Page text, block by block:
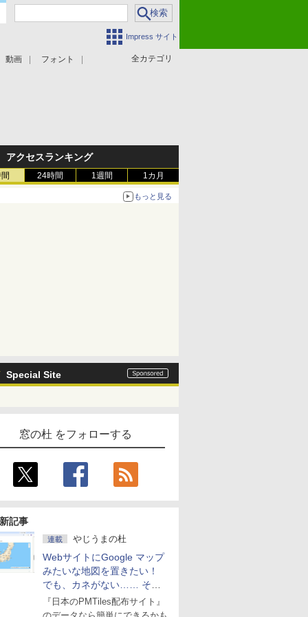
Impress サイト
全カテゴリ
動画 フォント
アクセスランキング
24時間 1週間 1カ月
もっと見る
Special Site
窓の杜 をフォローする
記事
連載 やじうまの杜
WebサイトにGoogle マップ
みたいな地図を置きたい！
でも、カネがない…… そん
な人に朗報！
『日本のPMTiles配布サイト』